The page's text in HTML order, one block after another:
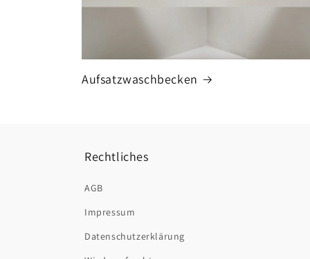
Aufsatzwaschbecken
Rechtliches
AGB
Impressum
Datenschutzerklärung